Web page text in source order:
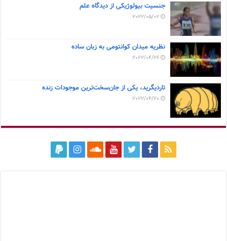
جنسیت بیولوژیکی از دیدگاه علم
2022/05/02
نظریه میدان کوانتومی به زبان ساده
2022/04/26
تاردیگرید، یکی از جان‌سخت‌ترین موجودات زنده
2022/04/20